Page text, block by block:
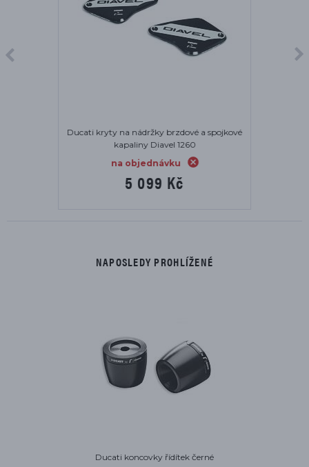
Ducati kryty na nádržky brzdové a spojkové
kapaliny Diavel 1260
na objednávku
5 099 Kč
NAPOSLEDY PROHLÍŽENÉ
Ducati koncovky řídítek černé